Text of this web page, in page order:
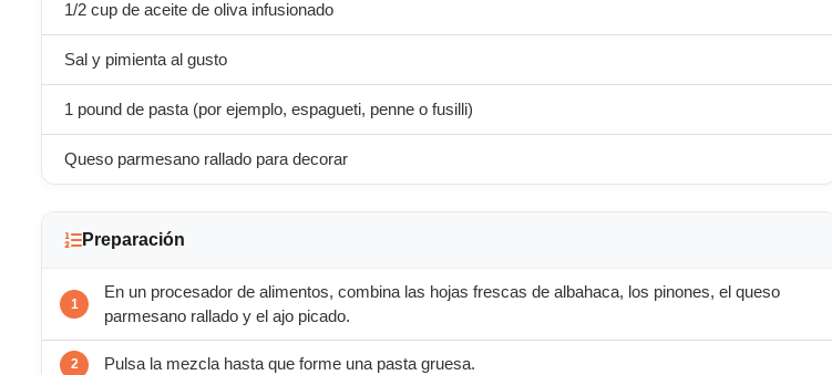
1/2 cup de aceite de oliva infusionado
Sal y pimienta al gusto
1 pound de pasta (por ejemplo, espagueti, penne o fusilli)
Queso parmesano rallado para decorar
Preparación
En un procesador de alimentos, combina las hojas frescas de albahaca, los pinones, el queso
parmesano rallado y el ajo picado.
Pulsa la mezcla hasta que forme una pasta gruesa.